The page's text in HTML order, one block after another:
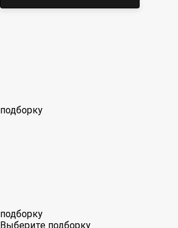
подборку
подборку
Выберите подборку